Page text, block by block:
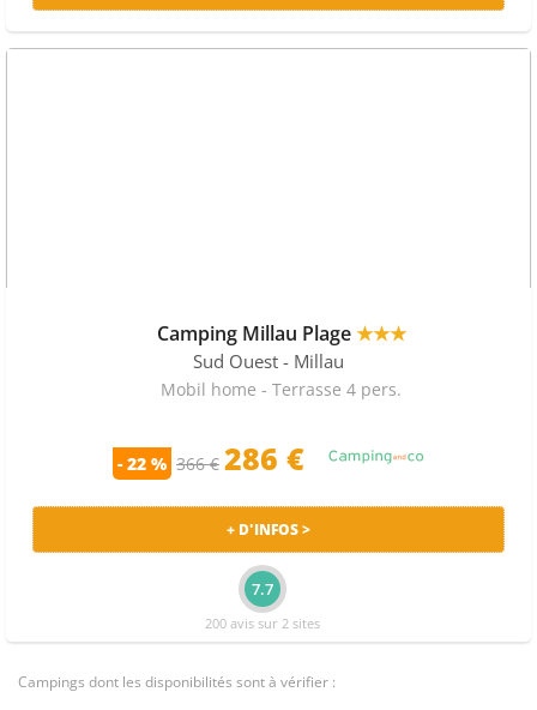
Camping Millau Plage★★★
Sud Ouest - Millau
Mobil home - Terrasse 4 pers.
- 22 % 366 € 286 €
+ D'INFOS >
7.7
200 avis sur 2 sites
Campings dont les disponibilités sont à vérifier :